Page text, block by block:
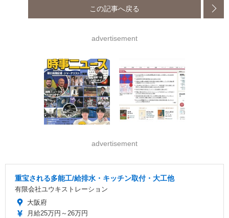
この記事へ戻る
advertisement
advertisement
重宝される多能工/給排水・キッチン取付・大工他
有限会社ユウキストレーション
大阪府
月給25万円～26万円